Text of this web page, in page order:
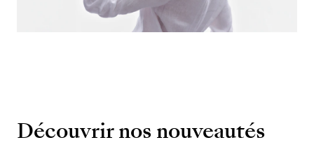
Découvrir nos nouveautés